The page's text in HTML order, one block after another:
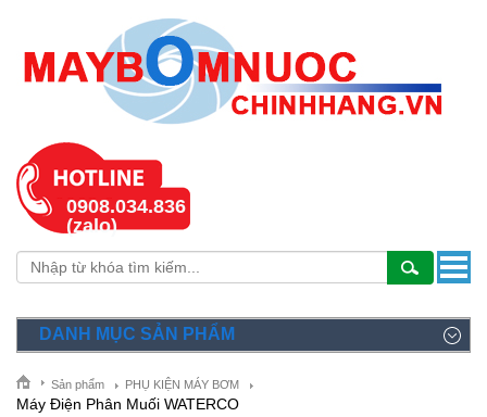
0908.034.836
(zalo)
DANH MỤC SẢN PHẨM
Sản phẩm PHỤ KIỆN MÁY BƠM
Máy Điện Phân Muối WATERCO